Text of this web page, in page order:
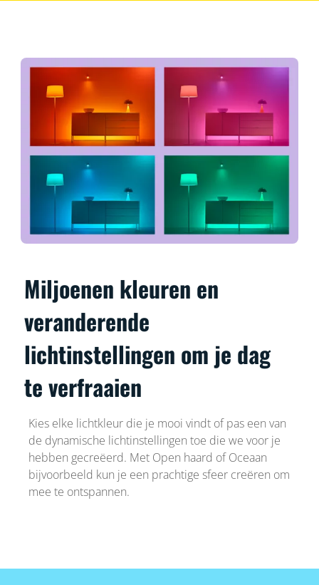
Miljoenen kleuren en
veranderende
lichtinstellingen om je dag
te verfraaien
Kies elke lichtkleur die je mooi vindt of pas een van
de dynamische lichtinstellingen toe die we voor je
hebben gecreëerd. Met Open haard of Oceaan
bijvoorbeeld kun je een prachtige sfeer creëren om
mee te ontspannen.